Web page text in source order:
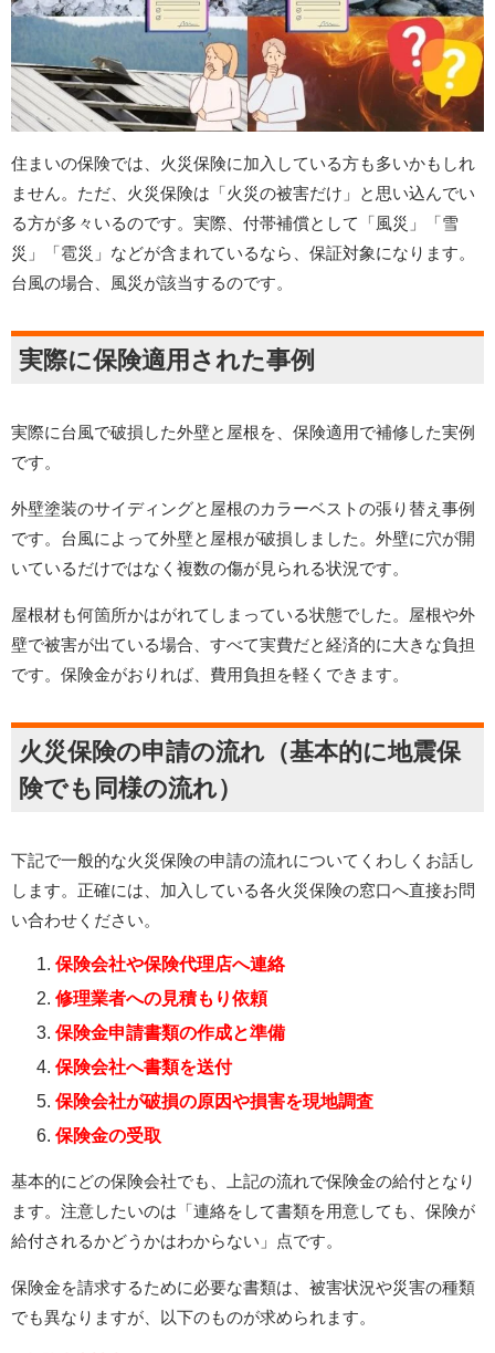
住まいの保険では、火災保険に加入している方も多いかもしれ
ません。ただ、火災保険は「火災の被害だけ」と思い込んでい
る方が多々いるのです。実際、付帯補償として「風災」「雪
災」「雹災」などが含まれているなら、保証対象になります。
台風の場合、風災が該当するのです。
実際に保険適用された事例
実際に台風で破損した外壁と屋根を、保険適用で補修した実例
です。
外壁塗装のサイディングと屋根のカラーベストの張り替え事例
です。台風によって外壁と屋根が破損しました。外壁に穴が開
いているだけではなく複数の傷が見られる状況です。
屋根材も何箇所かはがれてしまっている状態でした。屋根や外
壁で被害が出ている場合、すべて実費だと経済的に大きな負担
です。保険金がおりれば、費用負担を軽くできます。
火災保険の申請の流れ（基本的に地震保
険でも同様の流れ）
下記で一般的な火災保険の申請の流れについてくわしくお話し
します。正確には、加入している各火災保険の窓口へ直接お問
い合わせください。
保険会社や保険代理店へ連絡
修理業者への見積もり依頼
保険金申請書類の作成と準備
保険会社へ書類を送付
保険会社が破損の原因や損害を現地調査
保険金の受取
基本的にどの保険会社でも、上記の流れで保険金の給付となり
ます。注意したいのは「連絡をして書類を用意しても、保険が
給付されるかどうかはわからない」点です。
保険金を請求するために必要な書類は、被害状況や災害の種類
でも異なりますが、以下のものが求められます。